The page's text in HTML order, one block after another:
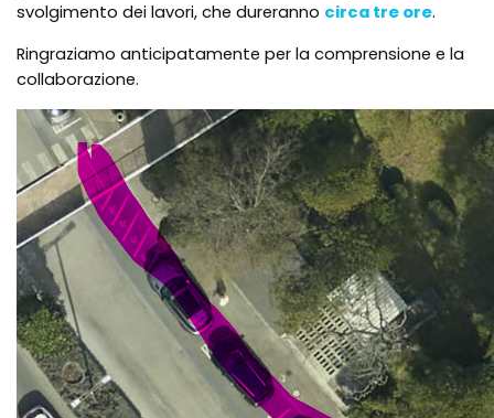
svolgimento dei lavori, che dureranno circa tre ore.
Ringraziamo anticipatamente per la comprensione e la
collaborazione.